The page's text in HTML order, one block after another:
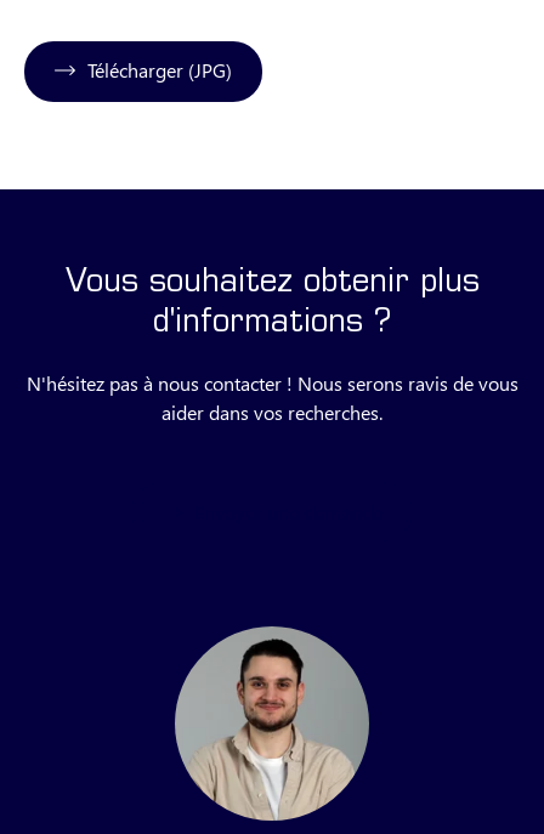
Télécharger (JPG)
Vous souhaitez obtenir plus
d'informations ?
N'hésitez pas à nous contacter ! Nous serons ravis de vous
aider dans vos recherches.